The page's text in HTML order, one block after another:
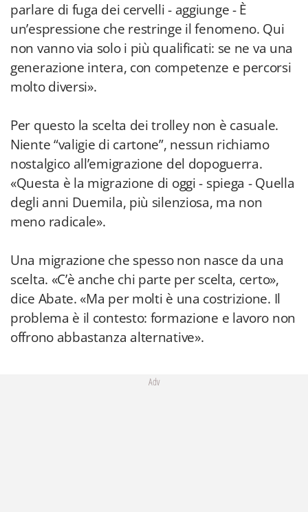
parlare di fuga dei cervelli - aggiunge - È
un’espressione che restringe il fenomeno. Qui
non vanno via solo i più qualificati: se ne va una
generazione intera, con competenze e percorsi
molto diversi».
Per questo la scelta dei trolley non è casuale.
Niente “valigie di cartone”, nessun richiamo
nostalgico all’emigrazione del dopoguerra.
«Questa è la migrazione di oggi - spiega - Quella
degli anni Duemila, più silenziosa, ma non
meno radicale».
Una migrazione che spesso non nasce da una
scelta. «C’è anche chi parte per scelta, certo»,
dice Abate. «Ma per molti è una costrizione. Il
problema è il contesto: formazione e lavoro non
offrono abbastanza alternative».
Adv